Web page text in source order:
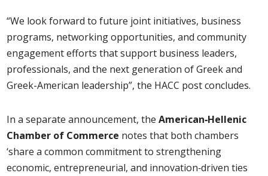
“We look forward to future joint initiatives, business
programs, networking opportunities, and community
engagement efforts that support business leaders,
professionals, and the next generation of Greek and
Greek-American leadership”, the HACC post concludes.
In a separate announcement, the American‑Hellenic
Chamber of Commerce notes that both chambers
‘share a common commitment to strengthening
economic, entrepreneurial, and innovation‑driven ties